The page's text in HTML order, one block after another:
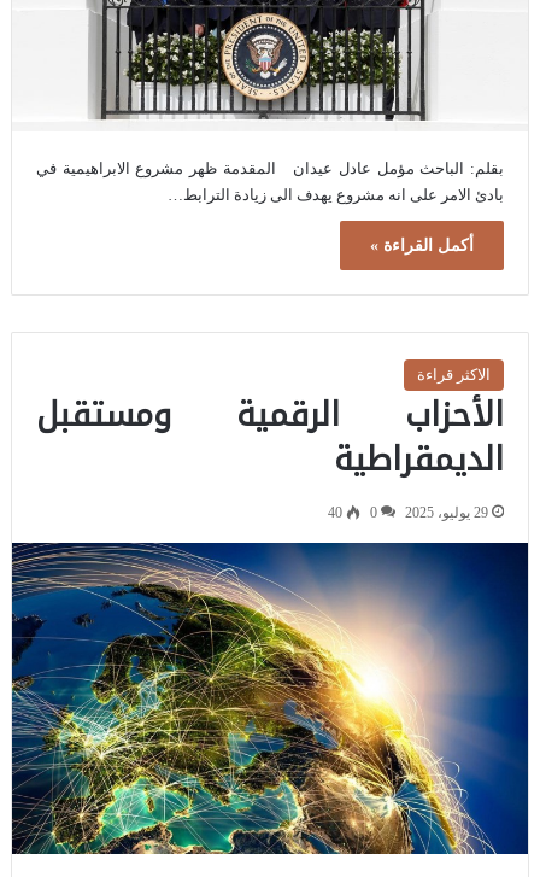
بقلم: الباحث مؤمل عادل عيدان المقدمة ظهر مشروع الابراهيمية في
بادئ الامر على انه مشروع يهدف الى زيادة الترابط…
أكمل القراءة »
الاكثر قراءة
الأحزاب الرقمية ومستقبل
الديمقراطية
29 يوليو، 2025 0
40